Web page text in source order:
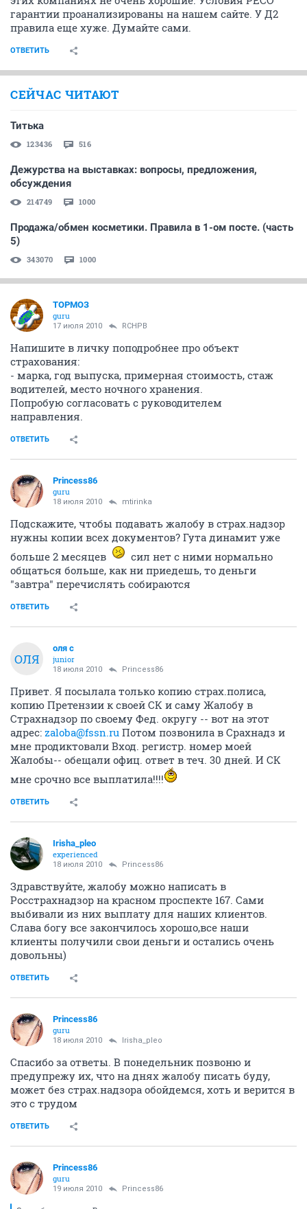
гарантии проанализированы на нашем сайте. У Д2
правила еще хуже. Думайте сами.
ОТВЕТИТЬ
СЕЙЧАС ЧИТАЮТ
Титька
123436 516
Дежурства на выставках: вопросы, предложения,
обсуждения
214749 1000
Продажа/обмен косметики. Правила в 1-ом посте. (часть
5)
343070 1000
ТОРМОЗ
guru
17 июля 2010 RCHPB
Напишите в личку поподробнее про объект
страхования:
- марка, год выпуска, примерная стоимость, стаж
водителей, место ночного хранения.
Попробую согласовать с руководителем
направления.
ОТВЕТИТЬ
Princess86
guru
18 июля 2010 mtirinka
Подскажите, чтобы подавать жалобу в страх.надзор
нужны копии всех документов? Гута динамит уже
больше 2 месяцев
сил нет с ними нормально
общаться больше, как ни приедешь, то деньги
"завтра" перечислять собираются
ОТВЕТИТЬ
ОЛЯ
оля с
junior
18 июля 2010 Princess86
Привет. Я посылала только копию страх.полиса,
копию Претензии к своей СК и саму Жалобу в
Страхнадзор по своему Фед. округу -- вот на этот
адрес: zaloba@fssn.ru Потом позвонила в Срахнадз и
мне продиктовали Вход. регистр. номер моей
Жалобы-- обещали офиц. ответ в теч. 30 дней. И СК
мне срочно все выплатила!!!!
ОТВЕТИТЬ
Irisha_pleo
experienced
18 июля 2010 Princess86
Здравствуйте, жалобу можно написать в
Росстрахнадзор на красном проспекте 167. Сами
выбивали из них выплату для наших клиентов.
Слава богу все закончилось хорошо,все наши
клиенты получили свои деньги и остались очень
довольны)
ОТВЕТИТЬ
Princess86
guru
18 июля 2010 Irisha_pleo
Спасибо за ответы. В понедельник позвоню и
предупрежу их, что на днях жалобу писать буду,
может без страх.надзора обойдемся, хоть и верится в
это с трудом
ОТВЕТИТЬ
Princess86
guru
19 июля 2010 Princess86